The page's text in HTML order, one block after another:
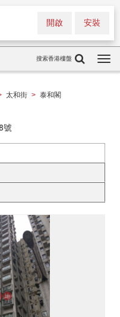
安裝
開啟
搜索香港樓盤
太和街 > 泰和閣
號